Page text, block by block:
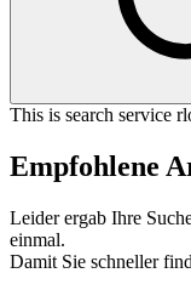
This is search service
Empfohlene
Leider ergab Ihre
einmal.
Damit Sie schneller